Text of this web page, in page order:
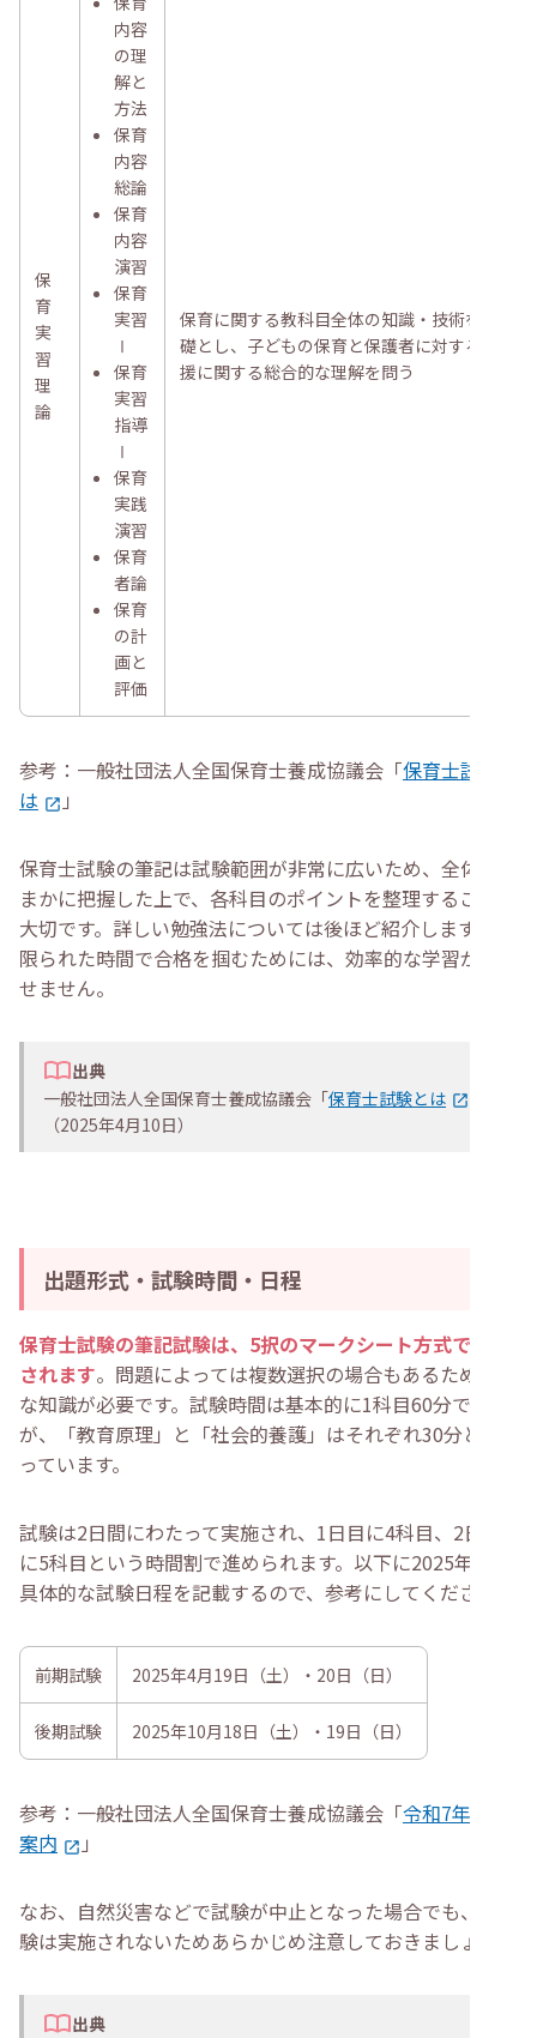
保
育
実
習
理
論
内容
の理
解と
方法
保育
内容
総論
保育
内容
演習
保育
実習
Ⅰ
保育
実習
指導
Ⅰ
保育
実践
演習
保育
者論
保育
の計
画と
評価
保育に関する教科目全体の知識・技術を基
礎とし、子どもの保育と保護者に対する支
援に関する総合的な理解を問う
参考：一般社団法人全国保育士養成協議会「保育士試験と
は
」
保育士試験の筆記は試験範囲が非常に広いため、全体を大
まかに把握した上で、各科目のポイントを整理することが
大切です。詳しい勉強法については後ほど紹介しますが、
限られた時間で合格を掴むためには、効率的な学習が欠か
せません。
出典
一般社団法人全国保育士養成協議会「保育士試験とは
（2025年4月10日）
出題形式・試験時間・日程
保育士試験の筆記試験は、5択のマークシート方式で実施
されます。問題によっては複数選択の場合もあるため正確
な知識が必要です。試験時間は基本的に1科目60分です
が、「教育原理」と「社会的養護」はそれぞれ30分とな
っています。
試験は2日間にわたって実施され、1日目に4科目、2日目
に5科目という時間割で進められます。以下に2025年度の
具体的な試験日程を記載するので、参考にしてください。
前期試験 2025年4月19日（土）・20日（日）
後期試験 2025年10月18日（土）・19日（日）
参考：一般社団法人全国保育士養成協議会「令和7年試験
案内
」
なお、自然災害などで試験が中止となった場合でも、再試
験は実施されないためあらかじめ注意しておきましょう。
出典